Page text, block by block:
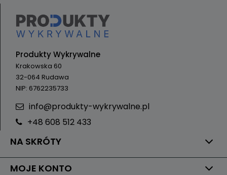
NA SKRÓTY
MOJE KONTO
Produkty Wykrywalne
Krakowska 60
32-064 Rudawa
NIP: 6762235733
info@produkty-wykrywalne.pl
+48 608 512 433